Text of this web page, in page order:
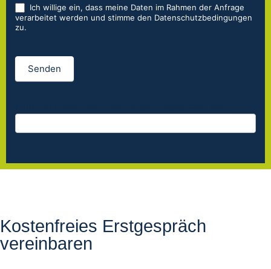
Ich willige ein, dass meine Daten im Rahmen der Anfrage
verarbeitet werden und stimme den Datenschutzbedingungen
zu.
Senden
Kostenfreies Erstgespräch
vereinbaren